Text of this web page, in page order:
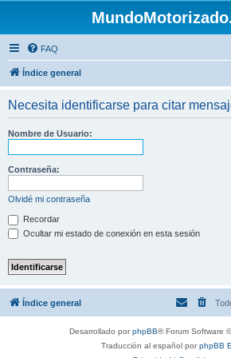
FAQ
Índice general
Necesita identificarse para citar
Nombre de Usuario:
Contraseña:
Olvidé mi contraseña
Recordar
Ocultar mi estado de conexión en esta sesión
Índice general
Desarrollado porphpBB® Forum Software
Traducción al español porphpBB